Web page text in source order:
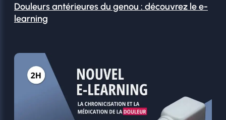
Douleurs antérieures du genou : découvrez le e-
learning